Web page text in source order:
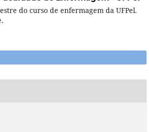
do curso de enfermagem da UFPel.